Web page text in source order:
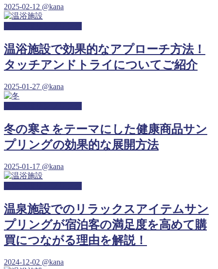
2025-02-12 @kana
温浴施設で効果的なアプローチ方法！
タッチアンドトライについてご紹介
2025-01-27 @kana
冬の寒さをテーマにした健康商品サン
プリングの効果的な展開方法
2025-01-17 @kana
温泉施設でのリラックスアイテムサン
プリングが宿泊客の満足度を高めて購
買につながる理由を解説！
2024-12-02 @kana